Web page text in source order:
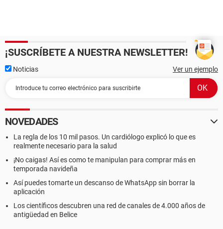
¡SUSCRÍBETE A NUESTRA NEWSLETTER!
Noticias Ver un ejemplo
NOVEDADES
La regla de los 10 mil pasos. Un cardiólogo explicó lo que es
realmente necesario para la salud
¡No caigas! Así es como te manipulan para comprar más en
temporada navideña
Así puedes tomarte un descanso de WhatsApp sin borrar la
aplicación
Los científicos descubren una red de canales de 4.000 años de
antigüedad en Belice